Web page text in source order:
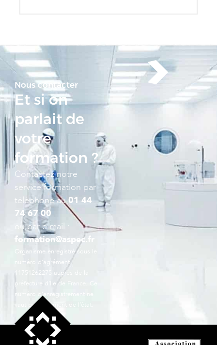
Nous contacter
Et si on
parlait de
votre
formation ?
Contactez notre
service formation par
téléphone au01 44
74 67 00
ou par e.mail :
formation@aspec.fr
Organisme enregistré sous le
numéro d’agrément
11751262275 auprès de la
préfecture d’Ile de France. Ce
numéro d’enregistrement ne
vaut pas agrément de l’état.